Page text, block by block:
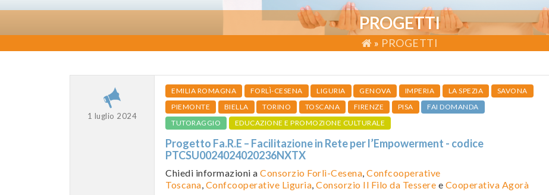
PROGETTI
» PROGETTI
1 luglio 2024
EMILIA ROMAGNA FORLÌ-CESENA LIGURIA GENOVA IMPERIA LA SPEZIA
SAVONA
PIEMONTE
BIELLA TORINO TOSCANA FIRENZE PISA
FAI DOMANDA
TUTORAGGIO
EDUCAZIONE E PROMOZIONE CULTURALE
Progetto Fa.R.E – Facilitazione in Rete per l’Empowerment - codice
PTCSU0024024020236NXTX
Chiedi informazioni a Consorzio Forlì-Cesena, Confcooperative
Toscana, Confcooperative Liguria, Consorzio Il Filo da Tessere e Cooperativa Agorà